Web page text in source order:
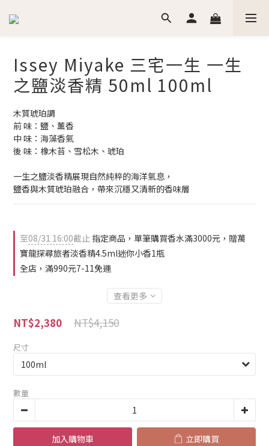
Issey Miyake 三宅一生 一生
之鹽淡香精 50ml 100ml
木質琥珀調
前 味：鹽、薰香
中 味：海藻香氣
後 味：橡木苔、雪松木、琥珀
一生之鹽淡香精展現自然純粹的海洋氣息，
鹽香與木質琥珀融合，帶來沉穩又清新的香味層
至08/31 16:00截止 指定商品，單筆購買香水滿3000元，贈萬
寶龍探尋旅者淡香精4.5ml迷你小香1瓶
全店，滿990元7-11免運
查看更多
NT$4,150
NT$2,380
尺寸
數量
加入購物車 立即購買